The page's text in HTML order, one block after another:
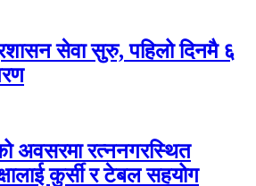
सेवा सुरु, पहिलो दिनमै ६
अवसरमा रत्ननगरस्थित
कुर्सी र टेबल सहयोग